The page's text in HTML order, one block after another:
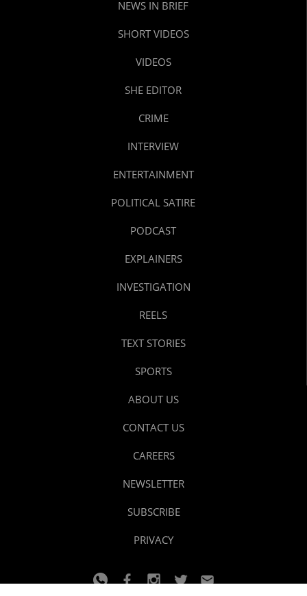
NEWS IN BRIEF
SHORT VIDEOS
VIDEOS
SHE EDITOR
CRIME
INTERVIEW
ENTERTAINMENT
POLITICAL SATIRE
PODCAST
EXPLAINERS
INVESTIGATION
REELS
TEXT STORIES
SPORTS
ABOUT US
CONTACT US
CAREERS
NEWSLETTER
SUBSCRIBE
PRIVACY